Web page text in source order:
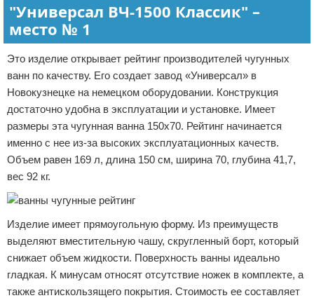
"Универсал ВЧ-1500 Классик" –
место № 1
Это изделие открывает рейтинг производителей чугунных
ванн по качеству. Его создает завод «Универсал» в
Новокузнецке на немецком оборудовании. Конструкция
достаточно удобна в эксплуатации и установке. Имеет
размеры эта чугунная ванна 150х70. Рейтинг начинается
именно с нее из-за высоких эксплуатационных качеств.
Объем равен 169 л, длина 150 см, ширина 70, глубина 41,7,
вес 92 кг.
Изделие имеет прямоугольную форму. Из преимуществ
выделяют вместительную чашу, скругленный борт, который
снижает объем жидкости. Поверхность ванны идеально
гладкая. К минусам относят отсутствие ножек в комплекте, а
также антискользящего покрытия. Стоимость ее составляет